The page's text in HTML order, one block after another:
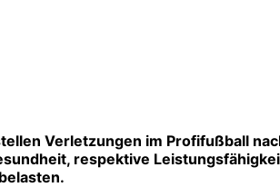
Verletzungen im Profifußball
respektive